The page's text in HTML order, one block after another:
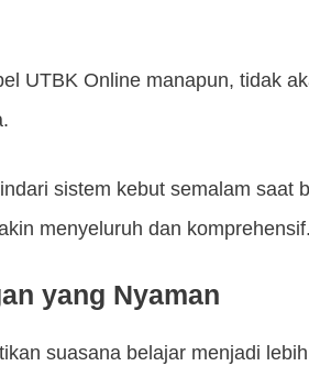
UTBK Online manapun, tidak
sistem kebut semalam saat
menyeluruh dan komprehensif.
yang Nyaman
suasana belajar menjadi